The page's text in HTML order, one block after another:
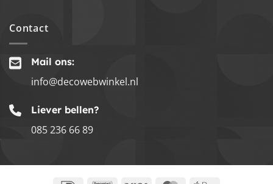
Contact
Mail ons:
info@decowebwinkel.nl
Liever bellen?
085 236 66 89